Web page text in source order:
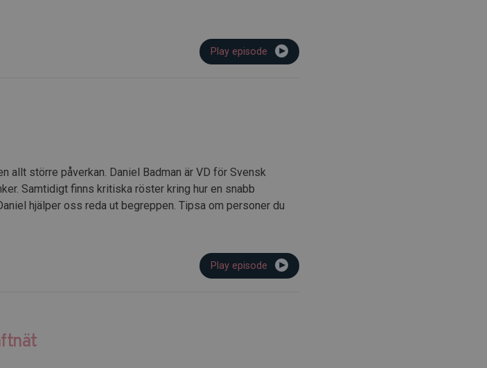
Play episode
allt större påverkan. Daniel Badman är VD för Svensk
Samtidigt finns kritiska röster kring hur en snabb
hjälper oss reda ut begreppen. Tipsa om personer du
Play episode